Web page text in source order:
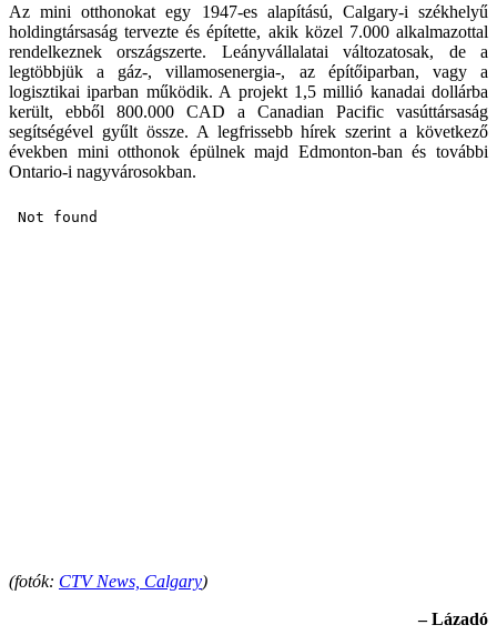
Az mini otthonokat egy 1947-es alapítású, Calgary-i székhelyű
holdingtársaság tervezte és építette, akik közel 7.000 alkalmazottal
rendelkeznek országszerte. Leányvállalatai változatosak, de a
legtöbbjük a gáz-, villamosenergia-, az építőiparban, vagy a
logisztikai iparban működik. A projekt 1,5 millió kanadai dollárba
került, ebből 800.000 CAD a Canadian Pacific vasúttársaság
segítségével gyűlt össze. A legfrissebb hírek szerint a következő
években mini otthonok épülnek majd Edmonton-ban és további
Ontario-i nagyvárosokban.
(fotók: CTV News, Calgary)
– Lázadó